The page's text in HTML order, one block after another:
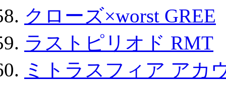
クローズ×worst GREE
ラストピリオド RMT
ミトラスフィア アカ